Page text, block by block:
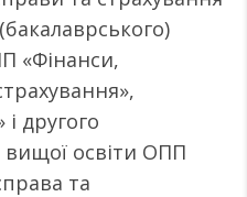
«Фінанси,
другого
вищої освіти ОПП
та